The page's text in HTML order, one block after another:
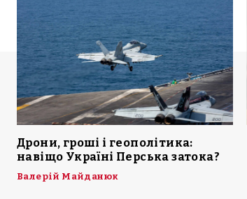
Дрони, гроші і геополітика:
навіщо Україні Перська затока?
Валерій Майданюк